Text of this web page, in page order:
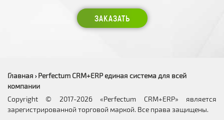
ЗАКАЗАТЬ
Главная › Perfectum CRM+ERP единая система для всей
компании
Copyright © 2017-2026 «Perfectum CRM+ERP» является
зарегистрированной торговой маркой. Все права защищены.